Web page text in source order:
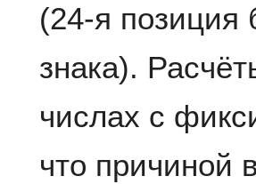
(24-я позиция
знака).
числах с
что причиной